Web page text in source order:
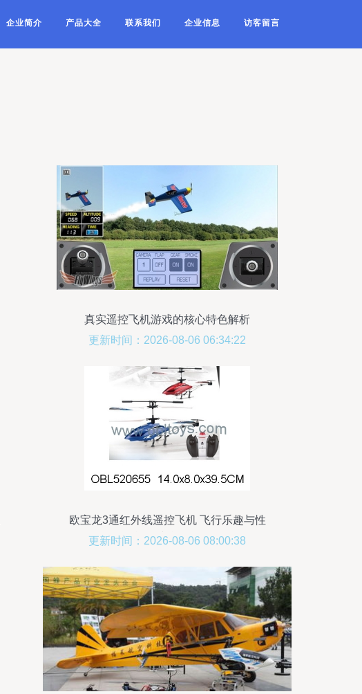
企业简介 产品大全 联系我们 企业信息 访客留言
真实遥控飞机游戏的核心特色解析
更新时间：2026-08-06 06:34:22
欧宝龙3通红外线遥控飞机 飞行乐趣与性
能的综合评测
更新时间：2026-08-06 08:00:38